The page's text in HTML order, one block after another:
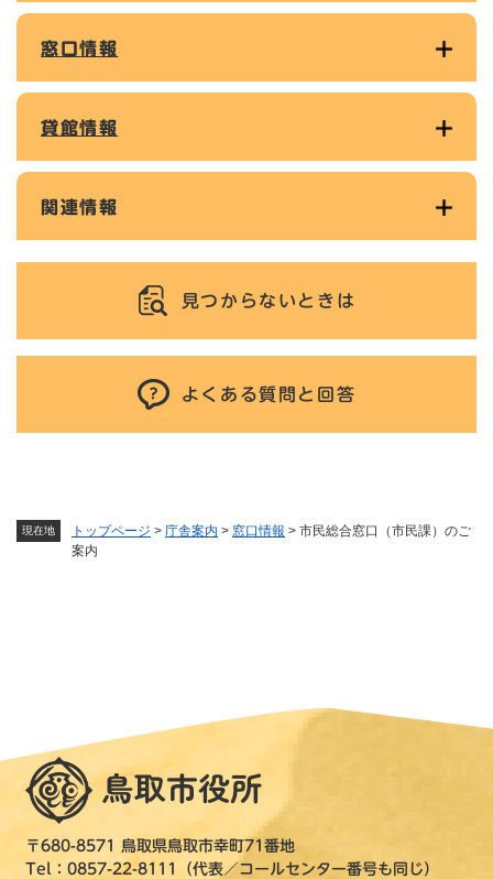
現在地 トップページ > 庁舎案内 > 窓口情報 > 市民総合窓口（市民課）のご
案内
窓口情報
貸館情報
関連情報
見つからないときは
よくある質問と回答
〒680-8571 鳥取県鳥取市幸町71番地
Tel：0857-22-8111（代表／コールセンター番号も同じ）